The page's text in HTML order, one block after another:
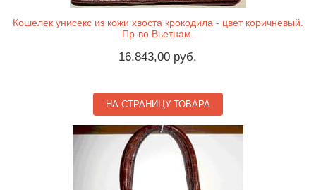
Кошелек унисекс из кожи хвоста крокодила - цвет коричневый.
Пр-во Вьетнам.
16.843,00 руб.
НА СТРАНИЦУ ТОВАРА